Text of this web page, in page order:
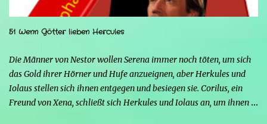
im Dorf belästigen Serena, also stellt sich Hercules seiner Frau zur
Seite, um sie zu verteidigen, aber ohne seine Kräfte fällt es ihm
schwerer, sich zu behaupten, und er riskiert sogar, zu sterben.
Strife schürt mit seinen Kräften die Wut von...
51 Wenn Götter lieben Hercules
Die Männer von Nestor wollen Serena immer noch töten, um sich
das Gold ihrer Hörner und Hufe anzueignen, aber Herkules und
Iolaus stellen sich ihnen entgegen und besiegen sie. Corilus, ein
Freund von Xena, schließt sich Herkules und Iolaus an, um ihnen